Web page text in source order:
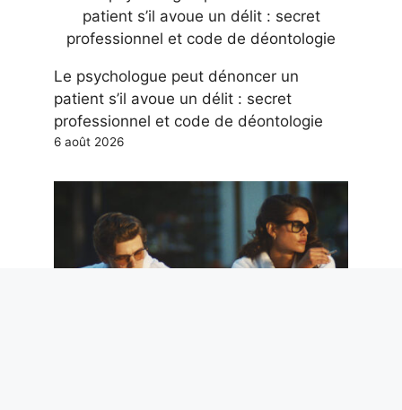
Le psychologue peut dénoncer un
patient s’il avoue un délit : secret
professionnel et code de déontologie
6 août 2026